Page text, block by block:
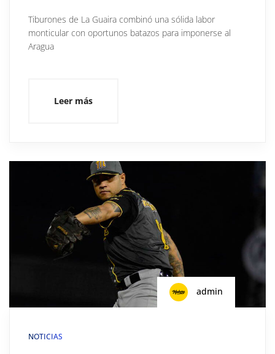
Tiburones de La Guaira combinó una sólida labor
monticular con oportunos batazos para imponerse al
Aragua
Leer más
admin
NOTICIAS